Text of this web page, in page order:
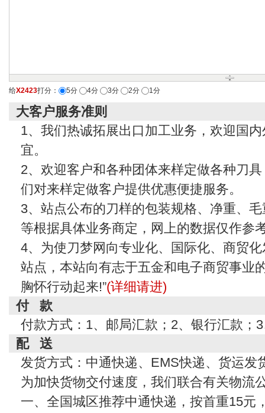
给X2423打分： 5分 4分 3分 2分 1分
大客户服务准则
1、我们热诚拓展出口加工业务，欢迎国
宜。
2、欢迎客户和各种团体来样定做各种刀
们对来样定做客户提供优惠便捷服务。
3、站点公布的刀样的包装规格、净重、
等根据具体业务商定，网上的数据仅作参
4、为使刀梦网向专业化、国际化、商贸
站点，本站向有志于五金和电子商贸事业
胸怀行动起来!”(详细请进)
付 款
付款方式：1、邮局汇款；2、银行汇款；
配 送
发货方式：中通快递、EMS快递、货运发
为加快货物交付速度，我们联合有关物流
一、全国城区推荐中通快递，按首重15元